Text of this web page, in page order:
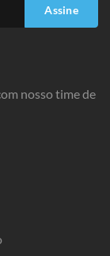
Assine
nosso time de